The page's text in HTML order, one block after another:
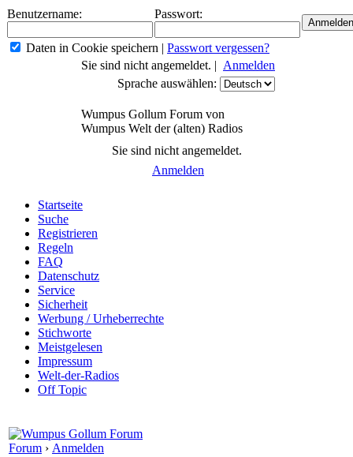
Benutzername: Passwort:
Daten in Cookie speichern | Passwort vergessen?
Sie sind nicht angemeldet. | Anmelden
Sprache auswählen:
Wumpus Gollum Forum von
Wumpus Welt der (alten) Radios
Sie sind nicht angemeldet.
Anmelden
Startseite
Suche
Registrieren
Regeln
FAQ
Datenschutz
Service
Sicherheit
Werbung / Urheberrechte
Stichworte
Meistgelesen
Impressum
Welt-der-Radios
Off Topic
Forum › Anmelden